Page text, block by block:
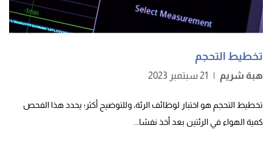
تخطيط التحجم
هبة شريم | 21 سبتمبر 2023
تخطيط التحجم هو اختبار لوظائف الرئة، وللتوضيح أكثر؛ يحدد هذا الفحص
كمية الهواء في الرئتين بعد أخذ نفسًا...